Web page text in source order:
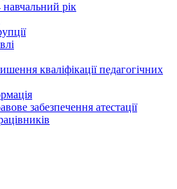
рік
кваліфікації педагогічних
забезпечення атестації